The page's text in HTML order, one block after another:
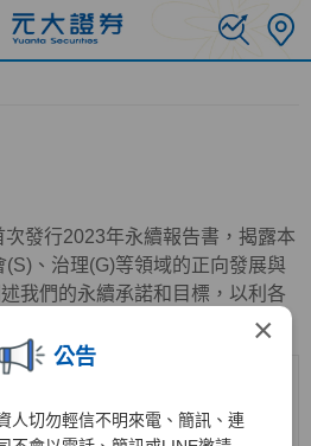
×
公告
人切勿輕信不明來電、簡訊、連
發行2023年永續報告書，揭露本
(S)、治理(G)等領域的正向發展與
我們的永續承諾和目標，以利各